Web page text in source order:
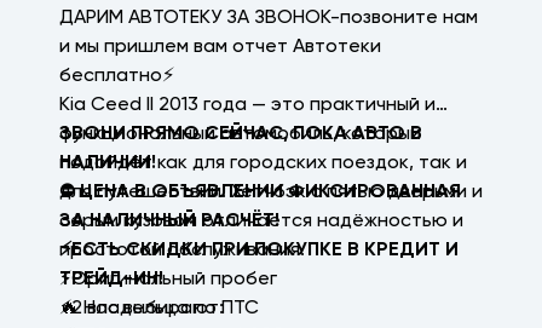
ДАРИМ АВТОТЕКУ ЗА ЗВОНОК-позвоните нам
и мы пришлем вам отчет Автотеки
бесплатно⚡
Kia Ceed II 2013 года — это практичный и
функциональный автомобиль, который
подойдёт как для городских поездок, так и
для путешествий. Хетчбэк с пятью дверьми и
серым кузовом отличается надёжностью и
простотой обслуживания.
⚡Оригинальный пробег
⚡2 владельца по ПТС
ЗВОНИ ПРЯМО СЕЙЧАС, ПОКА АВТО В
НАЛИЧИИ!
⛔ ЦЕНА В ОБЪЯВЛЕНИИ ФИКСИРОВАННАЯ
ЗА НАЛИЧНЫЙ РАСЧЁТ!
⚡ЕСТЬ СКИДКИ ПРИ ПОКУПКЕ В КРЕДИТ И
ТРЕЙД-ИН!
🔥 Нас выбирают: